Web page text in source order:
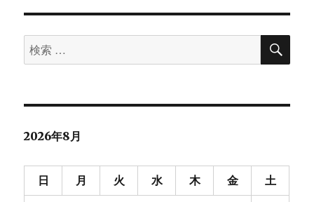
ン
検
索
象:
検
2026年8月
日 月 火 水 木 金 土